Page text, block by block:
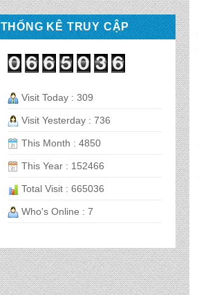
BALO HỌC SINH MS:
TN 2070
BALO HỌC SINH MS:
BALO HỌC SINH MS:
TN 5016
TN 5015
CẶP HỌC SINH MS:
THỐNG KÊ TRUY CẬP
Visit Today : 309
Visit Yesterday : 736
This Month : 4850
This Year : 152466
Total Visit : 665036
Who's Online : 7